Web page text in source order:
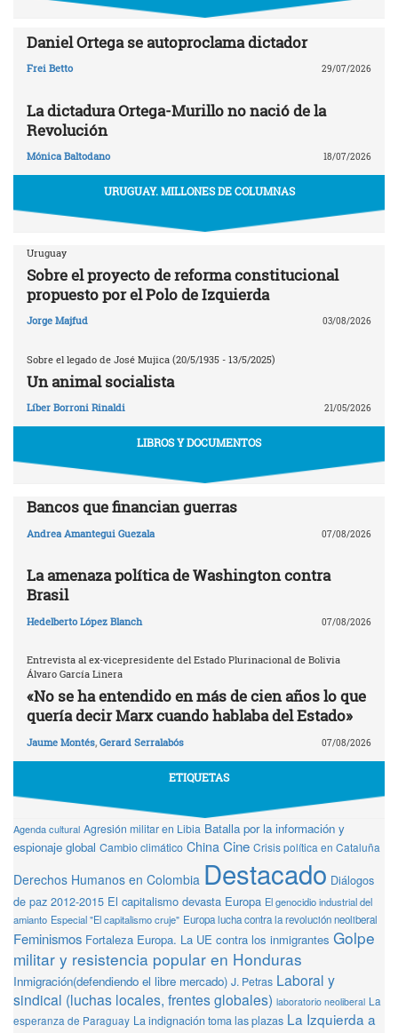
Daniel Ortega se autoproclama dictador
Frei Betto 29/07/2026
La dictadura Ortega-Murillo no nació de la
Revolución
Mónica Baltodano 18/07/2026
URUGUAY. MILLONES DE COLUMNAS
Uruguay
Sobre el proyecto de reforma constitucional
propuesto por el Polo de Izquierda
Jorge Majfud 03/08/2026
Sobre el legado de José Mujica (20/5/1935 - 13/5/2025)
Un animal socialista
Líber Borroni Rinaldi 21/05/2026
LIBROS Y DOCUMENTOS
Bancos que financian guerras
Andrea Amantegui Guezala 07/08/2026
La amenaza política de Washington contra
Brasil
Hedelberto López Blanch 07/08/2026
Entrevista al ex-vicepresidente del Estado Plurinacional de Bolivia
Álvaro García Linera
«No se ha entendido en más de cien años lo que
quería decir Marx cuando hablaba del Estado»
Jaume Montés, Gerard Serralabós 07/08/2026
ETIQUETAS
Agenda cultural Agresión militar en Libia Batalla por la información y
espionaje global Cambio climático China Cine Crisis política en Cataluña
Derechos Humanos en Colombia Destacado Diálogos
de paz 2012-2015 El capitalismo devasta Europa El genocidio industrial del
amianto Especial "El capitalismo cruje" Europa lucha contra la revolución neoliberal
Feminismos Fortaleza Europa. La UE contra los inmigrantes Golpe
militar y resistencia popular en Honduras
Inmigración(defendiendo el libre mercado) J. Petras Laboral y
sindical (luchas locales, frentes globales) laboratorio neoliberal La
esperanza de Paraguay La indignación toma las plazas La Izquierda a